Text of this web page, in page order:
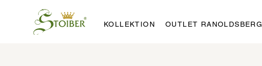
KOLLEKTION OUTLET RANOLDSBERG